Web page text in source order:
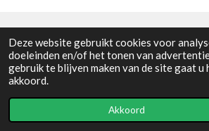
Deze website gebruikt cookies voor
doeleinden en/of het tonen van
gebruik te blijven maken van de site gaat u
akkoord.
Akkoord
Algemene voorwaarden
© 2021 - RC en mineralenshop Het vlinderpad